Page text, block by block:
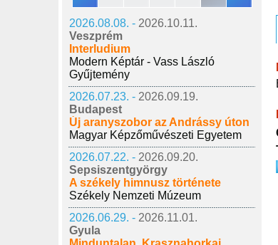
2026.08.08. - 2026.10.11.
Veszprém
Interludium
Modern Képtár - Vass László
Gyűjtemény
2026.07.23. - 2026.09.19.
Budapest
Új aranyszobor az Andrássy úton
Magyar Képzőművészeti Egyetem
2026.07.22. - 2026.09.20.
Sepsiszentgyörgy
A székely himnusz története
Székely Nemzeti Múzeum
2026.06.29. - 2026.11.01.
Gyula